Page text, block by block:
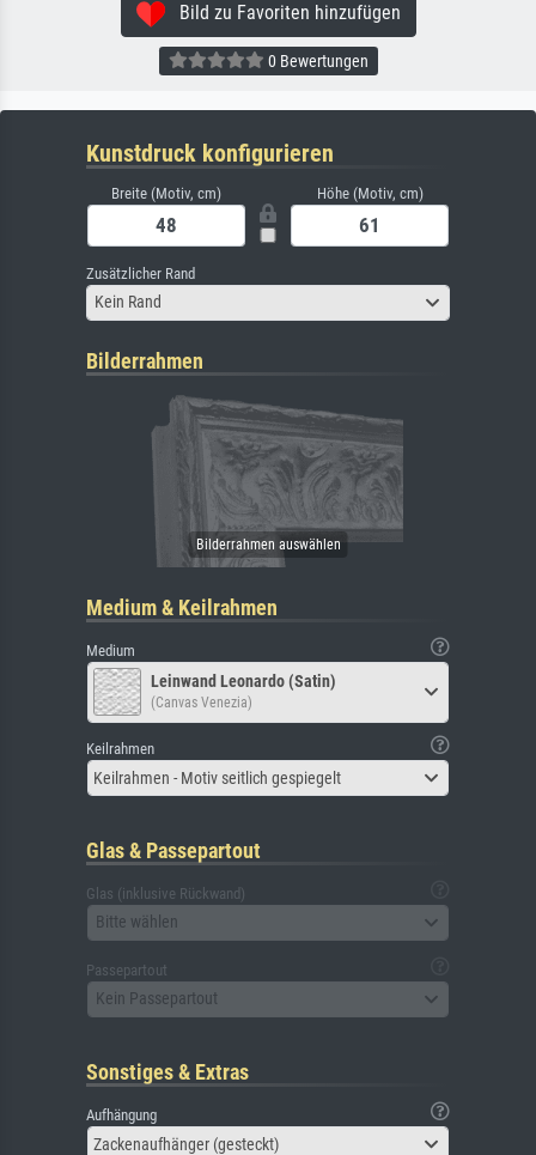
Bild zu Favoriten hinzufügen
0 Bewertungen
Kunstdruck konfigurieren
Breite (Motiv, cm) Höhe (Motiv, cm)
Zusätzlicher Rand
Kein Rand
Bilderrahmen
Medium & Keilrahmen
Medium
Leinwand Leonardo (Satin)
(Canvas Venezia)
Keilrahmen
Keilrahmen - Motiv seitlich gespiegelt
Glas & Passepartout
Glas (inklusive Rückwand)
Bitte wählen
Passepartout
Kein Passepartout
Sonstiges & Extras
Aufhängung
Zackenaufhänger (gesteckt)